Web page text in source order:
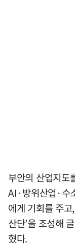
부안의 산업지도
AI·방위산업·수
에게 기회를 주
산단’을 조성해
혔다.